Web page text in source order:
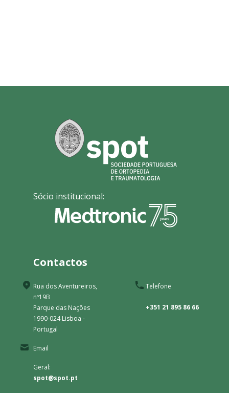
Sócio institucional:
Contactos
Rua dos Aventureiros,
nº19B
Parque das Nações
1990-024 Lisboa -
Portugal
Telefone
+351 21 895 86 66
Email
Geral:
spot@spot.pt